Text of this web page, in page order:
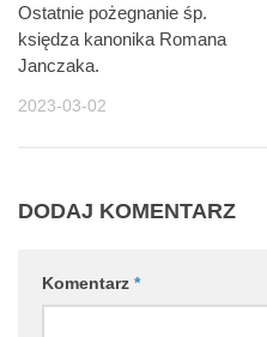
Ostatnie pożegnanie śp.
księdza kanonika Romana
Janczaka.
2023-03-02
DODAJ KOMENTARZ
Komentarz *